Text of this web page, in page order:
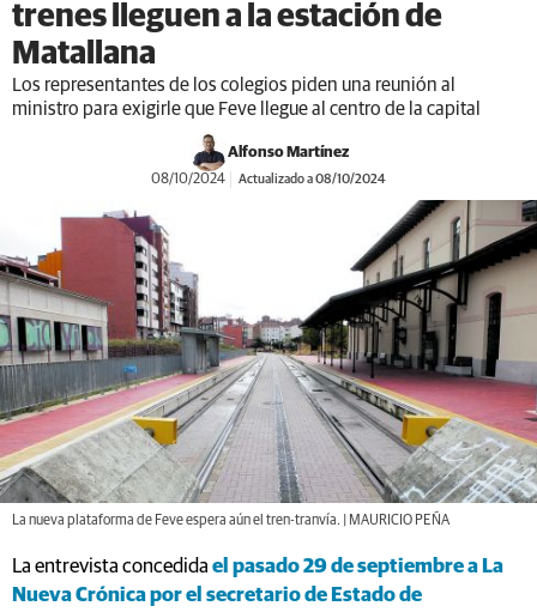
trenes lleguen a la estación de
Matallana
Los representantes de los colegios piden una reunión al
ministro para exigirle que Feve llegue al centro de la capital
Alfonso Martínez
08/10/2024 Actualizado a 08/10/2024
La nueva plataforma de Feve espera aún el tren-tranvía. | MAURICIO PEÑA
La entrevista concedida el pasado 29 de septiembre a La
Nueva Crónica por el secretario de Estado de